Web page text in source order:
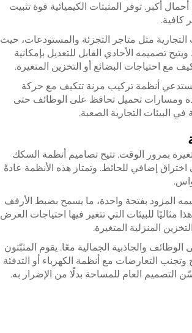
أكبر. توفر المثبتات الكيميائية قوة تثبيت
كافية.
مثل متاجر التجزئة والمستودعات، حيث
للتخزين. ويتيح تصميمه الأحادي القابل للتعديل بإمكانية
مع احتياجات البضائع أو التخزين المتغيرة.
يستدعي أنظمة تركيب مرنة تتكيف مع حركة
ومسارات تحميل تحافظ على الوظائف حتى
البيئات التجارية الصعبة.
بمرور الوقت. تتيح تصاميم أنظمة السكك
اختراق إضافي للحائط. وتمتاز هذه الأنظمة عادةً
المزود بفتحة واحدة، ما يسمح بضبط الأرفف
مثاليًا للبيئات التي تتغير فيها احتياجات العرض
المنزلية المتغيرة.
والجاذبية الجمالية معًا. يقوم المثبّتون
التعارضات مع أنظمة الكهرباء أو التدفئة
التصميم العام للمساحة بدلًا من الإضرار به.